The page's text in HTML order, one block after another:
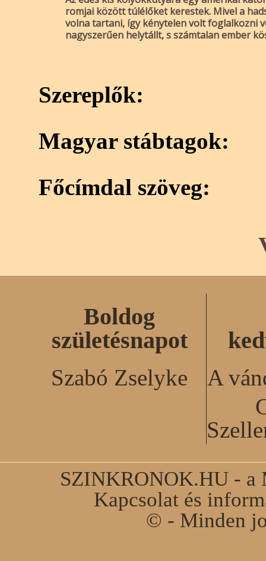
romjai között túlélőket kerestek. Mivel a
volna tartani, így kénytelen volt foglalkozni
nagyszerűen helytállt, s számtalan ember
Szereplők:
Magyar stábtagok:
Főcímdal szöveg:
Boldog
születésnapot
Szabó Zselyke
A
SZINKRONOK.HU - a
Kapcsolat és
© - Minden